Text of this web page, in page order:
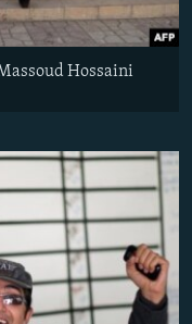
Hossaini